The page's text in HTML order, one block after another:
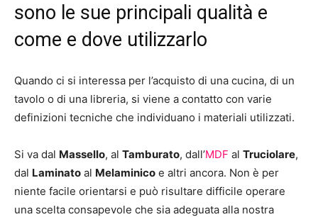
sono le sue principali qualità e
come e dove utilizzarlo
Quando ci si interessa per l’acquisto di una cucina, di un
tavolo o di una libreria, si viene a contatto con varie
definizioni tecniche che individuano i materiali utilizzati.
Si va dal Massello, al Tamburato, dall’MDF al Truciolare,
dal Laminato al Melaminico e altri ancora. Non è per
niente facile orientarsi e può risultare difficile operare
una scelta consapevole che sia adeguata alla nostra